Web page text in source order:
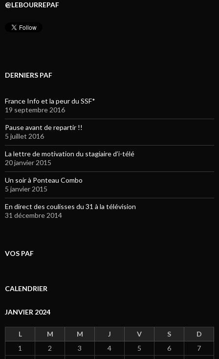
@LEBOURREPAF
DERNIERS PAF
France Info et la peur du SSF*
19 septembre 2016
Pause avant de repartir !!
5 juillet 2016
La lettre de motivation du stagiaire d’i-télé
20 janvier 2015
Un soir à Ponteau Combo
5 janvier 2015
En direct des coulisses du 31 à la télévision
31 décembre 2014
VOS PAF
CALENDRIER
JANVIER 2024
L M M J V S
D
1
2 3 4 5 6
7